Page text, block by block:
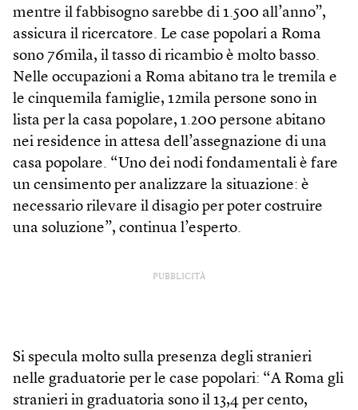
mentre il fabbisogno sarebbe di 1.500 all’anno”,
assicura il ricercatore. Le case popolari a Roma
sono 76mila, il tasso di ricambio è molto basso.
Nelle occupazioni a Roma abitano tra le tremila e
le cinquemila famiglie, 12mila persone sono in
lista per la casa popolare, 1.200 persone abitano
nei residence in attesa dell’assegnazione di una
casa popolare. “Uno dei nodi fondamentali è fare
un censimento per analizzare la situazione: è
necessario rilevare il disagio per poter costruire
una soluzione”, continua l’esperto.
PUBBLICITÀ
Si specula molto sulla presenza degli stranieri
nelle graduatorie per le case popolari: “A Roma gli
stranieri in graduatoria sono il 13,4 per cento,